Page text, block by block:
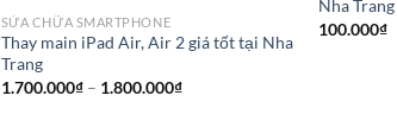
SỬA CHỮA SMARTPHONE
Thay main iPad Air, Air 2 giá tốt tại Nha
Trang
1.700.000₫ – 1.800.000₫Khoảng
Nha Trang
100.000₫